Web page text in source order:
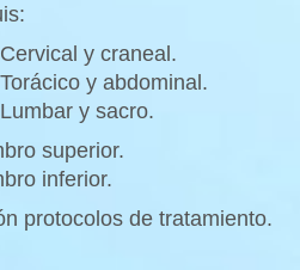
Cervical y craneal.
Torácico y abdominal.
Lumbar y sacro.
superior.
inferior.
protocolos de tratamiento.